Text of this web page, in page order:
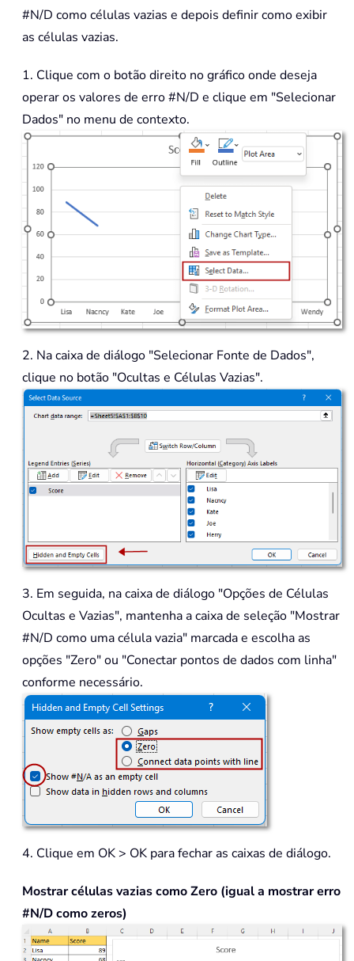
#N/D como células vazias e depois definir como exibir
as células vazias.
1. Clique com o botão direito no gráfico onde deseja
operar os valores de erro #N/D e clique em "Selecionar
Dados" no menu de contexto.
2. Na caixa de diálogo "Selecionar Fonte de Dados",
clique no botão "Ocultas e Células Vazias".
3. Em seguida, na caixa de diálogo "Opções de Células
Ocultas e Vazias", mantenha a caixa de seleção "Mostrar
#N/D como uma célula vazia" marcada e escolha as
opções "Zero" ou "Conectar pontos de dados com linha"
conforme necessário.
4. Clique em OK > OK para fechar as caixas de diálogo.
Mostrar células vazias como Zero (igual a mostrar erro
#N/D como zeros)